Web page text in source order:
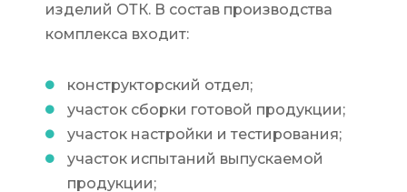
изделий ОТК. В состав производства
комплекса входит:
конструкторский отдел;
участок сборки готовой продукции;
участок настройки и тестирования;
участок испытаний выпускаемой
продукции;